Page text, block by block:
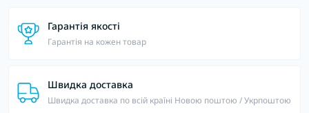
Гарантія якості
Гарантія на кожен товар
Швидка доставка
Швидка доставка по всій країні Новою поштою / Укрпоштою